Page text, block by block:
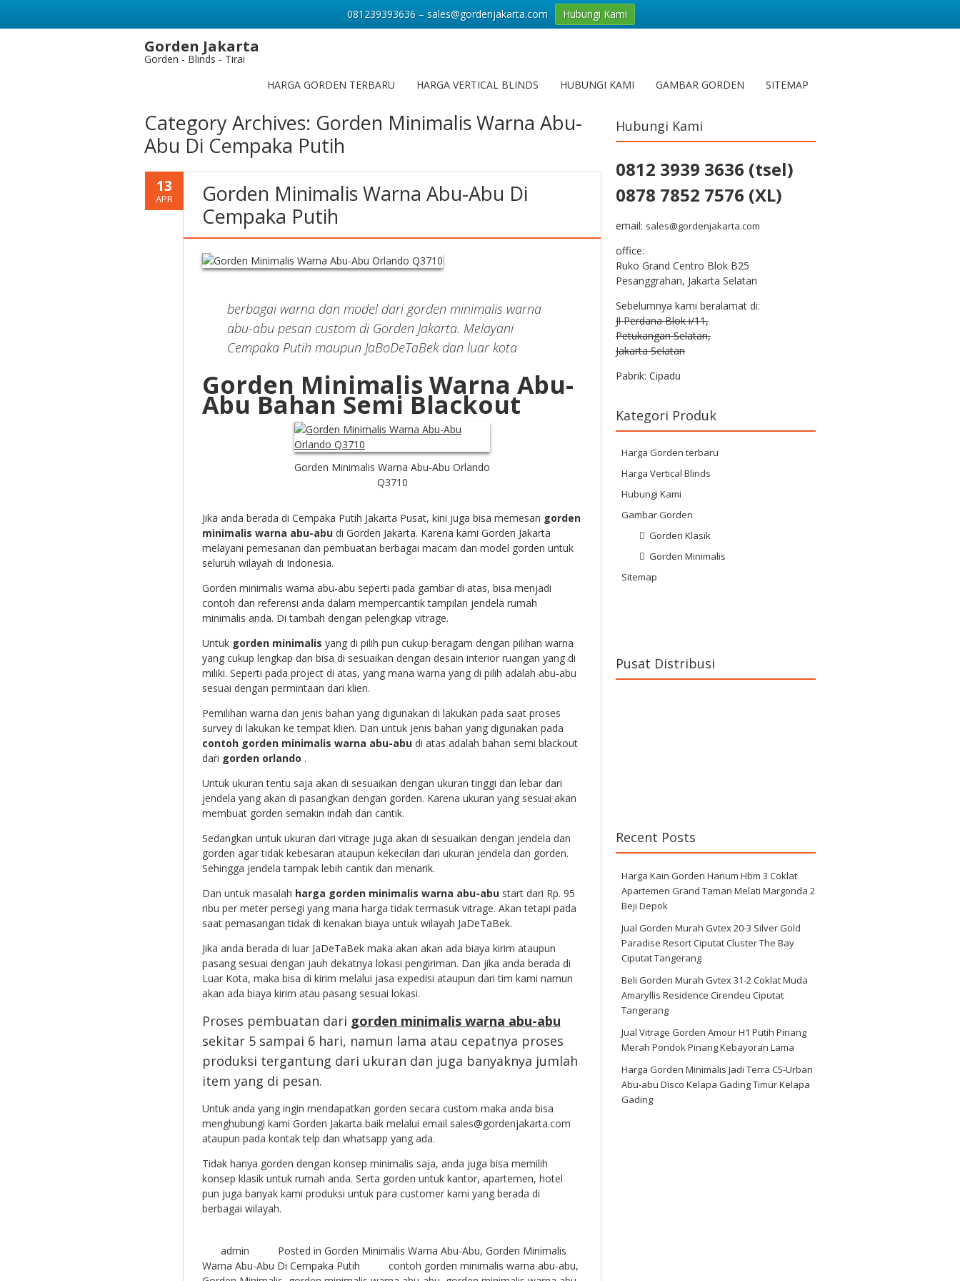
Gorden Jakarta
Gorden - Blinds - Tirai
HARGA GORDEN TERBARU
HARGA VERTICAL BLINDS HUBUNGI KAMI GAMBAR GORDEN SITEMAP
Category Archives: Gorden Minimalis Warna Abu-
Abu Di Cempaka Putih
13
APR
Gorden Minimalis Warna Abu-Abu Di
Cempaka Putih
berbagai warna dan model dari gorden minimalis warna
abu-abu pesan custom di Gorden Jakarta. Melayani
Cempaka Putih maupun JaBoDeTaBek dan luar kota
Gorden Minimalis Warna Abu-
Abu Bahan Semi Blackout
Gorden Minimalis Warna Abu-Abu Orlando
Q3710
Jika anda berada di Cempaka Putih Jakarta Pusat, kini juga bisa memesan gorden
minimalis warna abu-abudi Gorden Jakarta. Karena kami Gorden Jakarta
melayani pemesanan dan pembuatan berbagai macam dan model gorden untuk
seluruh wilayah di Indonesia.
Gorden minimalis warna abu-abu seperti pada gambar di atas, bisa menjadi
contoh dan referensi anda dalam mempercantik tampilan jendela rumah
minimalis anda. Di tambah dengan pelengkap vitrage.
Untuk gorden minimalis yang di pilih pun cukup beragam dengan pilihan warna
yang cukup lengkap dan bisa di sesuaikan dengan desain interior ruangan yang di
miliki. Seperti pada project di atas, yang mana warna yang di pilih adalah abu-abu
sesuai dengan permintaan dari klien.
Pemilihan warna dan jenis bahan yang digunakan di lakukan pada saat proses
survey di lakukan ke tempat klien. Dan untuk jenis bahan yang digunakan pada
contoh gorden minimalis warna abu-abudi atas adalah bahan semi blackout
dari gorden orlando .
Untuk ukuran tentu saja akan di sesuaikan dengan ukuran tinggi dan lebar dari
jendela yang akan di pasangkan dengan gorden. Karena ukuran yang sesuai akan
membuat gorden semakin indah dan cantik.
Sedangkan untuk ukuran dari vitrage juga akan di sesuaikan dengan jendela dan
gorden agar tidak kebesaran ataupun kekecilan dari ukuran jendela dan gorden.
Sehingga jendela tampak lebih cantik dan menarik.
Dan untuk masalah harga gorden minimalis warna abu-abustart dari Rp. 95
ribu per meter persegi yang mana harga tidak termasuk vitrage. Akan tetapi pada
saat pemasangan tidak di kenakan biaya untuk wilayah JaDeTaBek.
Jika anda berada di luar JaDeTaBek maka akan akan ada biaya kirim ataupun
pasang sesuai dengan jauh dekatnya lokasi pengiriman. Dan jika anda berada di
Luar Kota, maka bisa di kirim melalui jasa expedisi ataupun dari tim kami namun
akan ada biaya kirim atau pasang sesuai lokasi.
Proses pembuatan dari gorden minimalis warna abu-abu
sekitar 5 sampai 6 hari, namun lama atau cepatnya proses
produksi tergantung dari ukuran dan juga banyaknya jumlah
item yang di pesan.
Untuk anda yang ingin mendapatkan gorden secara custom maka anda bisa
menghubungi kami Gorden Jakarta baik melalui email sales@gordenjakarta.com
ataupun pada kontak telp dan whatsapp yang ada.
Tidak hanya gorden dengan konsep minimalis saja, anda juga bisa memilih
konsep klasik untuk rumah anda. Serta gorden untuk kantor, apartemen, hotel
pun juga banyak kami produksi untuk para customer kami yang berada di
berbagai wilayah.
admin Posted in Gorden Minimalis Warna Abu-Abu, Gorden Minimalis
Warna Abu-Abu Di Cempaka Putih
contoh gorden minimalis warna abu-abu,
Hubungi Kami
0812 3939 3636 (tsel)
0878 7852 7576 (XL)
email: sales@gordenjakarta.com
office:
Ruko Grand Centro Blok B25
Pesanggrahan, Jakarta Selatan
Sebelumnya kami beralamat di:
Jl Perdana Blok i/11,
Petukangan Selatan,
Jakarta Selatan
Pabrik: Cipadu
Kategori Produk
Harga Gorden terbaru
Harga Vertical Blinds
Hubungi Kami
Gambar Gorden
Gorden Klasik
Gorden Minimalis
Sitemap
Pusat Distribusi
Recent Posts
Harga Kain Gorden Hanum Hbm 3 Coklat
Apartemen Grand Taman Melati Margonda 2
Beji Depok
Jual Gorden Murah Gvtex 20-3 Silver Gold
Paradise Resort Ciputat Cluster The Bay
Ciputat Tangerang
Beli Gorden Murah Gvtex 31-2 Coklat Muda
Amaryllis Residence Cirendeu Ciputat
Tangerang
Jual Vitrage Gorden Amour H1 Putih Pinang
Merah Pondok Pinang Kebayoran Lama
Harga Gorden Minimalis Jadi Terra C5-Urban
Abu-abu Disco Kelapa Gading Timur Kelapa
Gading
081239393636 – sales@gordenjakarta.com Hubungi Kami